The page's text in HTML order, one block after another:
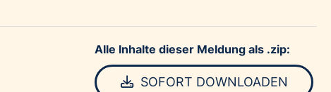
Alle Inhalte dieser Meldung als .zip:
SOFORT DOWNLOADEN